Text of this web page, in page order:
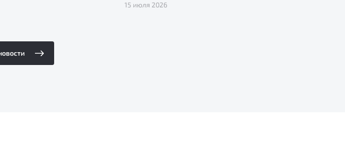
15 июля 2026